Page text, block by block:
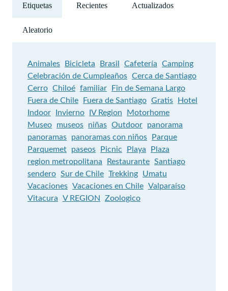
Etiquetas Recientes Actualizados
Aleatorio
Animales Bicicleta Brasil Cafetería
Camping
Celebración de Cumpleaños Cerca de Santiago
Cerro Chiloé familiar
Fin de Semana Largo
Fuera de Chile
Fuera de Santiago Gratis
Hotel
Indoor
Invierno IV Region
Motorhome
Museo
museos niñas Outdoor
panorama
panoramas
panoramas con niños
Parque
Parquemet
paseos Picnic Playa
Plaza
region metropolitana
Restaurante Santiago
sendero Sur de Chile Trekking
Umatu
Vacaciones Vacaciones en Chile Valparaíso
Vitacura
V REGION Zoologico